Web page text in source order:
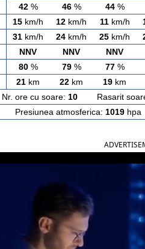
42% 46% 44%
15 km/h 12 km/h 11km/h
31 km/h 24 km/h 25 km/h
NNV NNV NNV
80% 79% 77%
21 km 22 km 19 km
Nr. ore cu soare: 10 Rasarit
Presiunea atmosferica: 1019